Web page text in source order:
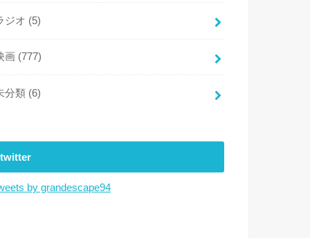
ジオ (5)
画 (777)
分類 (6)
twitter
by grandescape94